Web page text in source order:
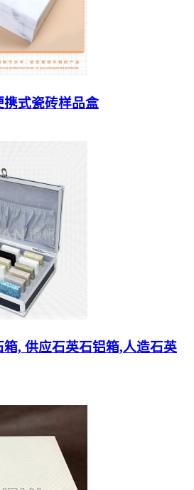
式瓷砖样品盒
, 供应石英石铝箱,人造石英